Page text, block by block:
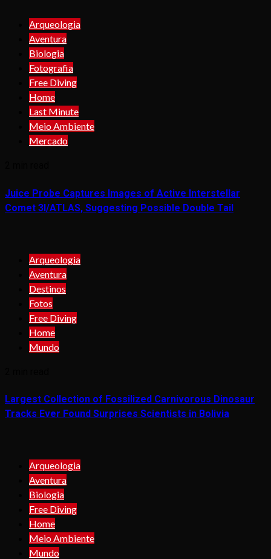
Arqueologia
Aventura
Biologia
Fotografia
Free Diving
Home
Last Minute
Meio Ambiente
Mercado
Juice Probe Captures Images of Active Interstellar
Comet 3I/ATLAS, Suggesting Possible Double Tail
Arqueologia
Aventura
Destinos
Fotos
Free Diving
Home
Mundo
Largest Collection of Fossilized Carnivorous Dinosaur
Tracks Ever Found Surprises Scientists in Bolivia
Arqueologia
Aventura
Biologia
Free Diving
Home
Meio Ambiente
Mundo